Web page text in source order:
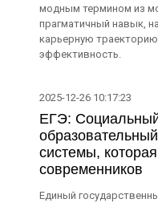
модным термином из
прагматичный навык,
карьерную
эффективность.
2025-12-26 10:17:23
ЕГЭ:
системы,
современников
Единый